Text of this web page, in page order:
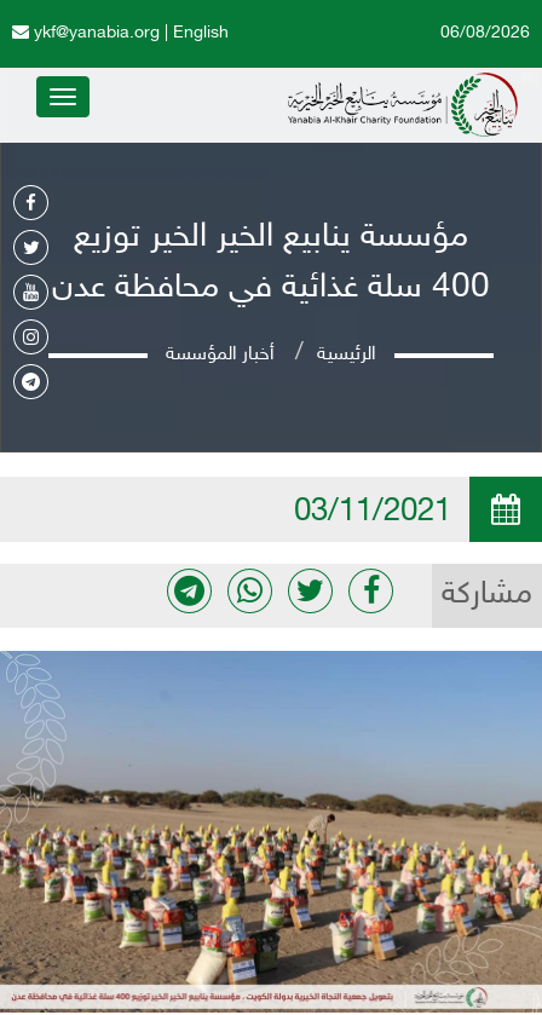
English
ykf@yanabia.org 06/08/2026
Toggle
مؤسسة ينابيع الخير الخير توزيع
400 سلة غذائية في محافظة عدن
الرئيسية أخبار المؤسسة
مشاركة